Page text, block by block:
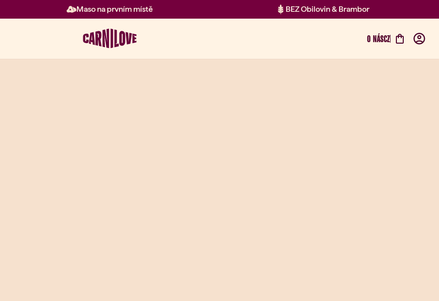
Maso na prvním místě BEZ Obilovin & Brambor
O NÁSCZ